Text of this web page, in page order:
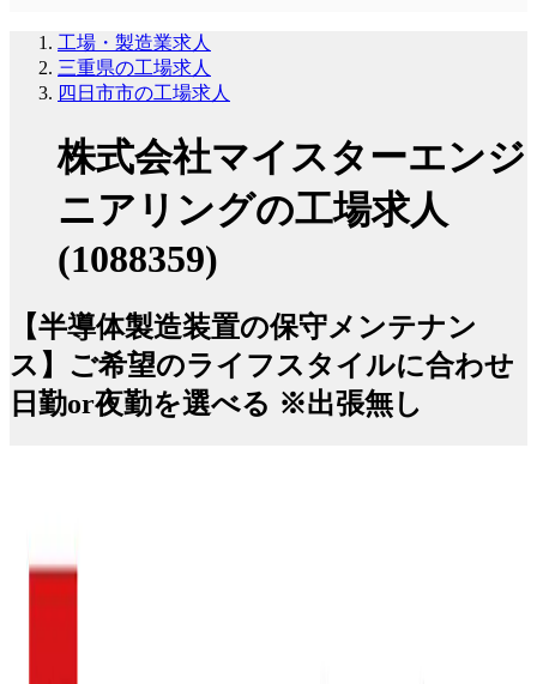
工場・製造業求人
三重県の工場求人
四日市市の工場求人
株式会社マイスターエンジ
ニアリングの工場求人
(1088359)
【半導体製造装置の保守メンテナン
ス】ご希望のライフスタイルに合わせ
日勤or夜勤を選べる ※出張無し